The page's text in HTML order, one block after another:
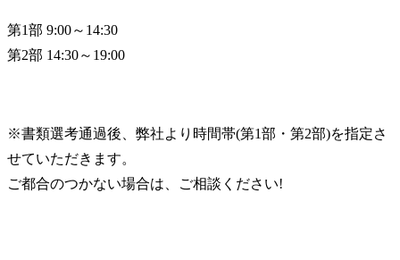
第1部 9:00～14:30
第2部 14:30～19:00
※書類選考通過後、弊社より時間帯(第1部・第2部)を指定さ
せていただきます。
ご都合のつかない場合は、ご相談ください!